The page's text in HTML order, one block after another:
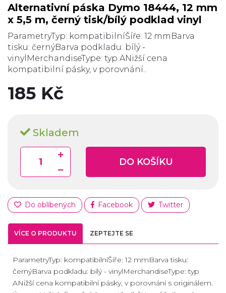
Alternativní páska Dymo 18444, 12 mm
x 5,5 m, černý tisk/bílý podklad vinyl
ParametryTyp: kompatibilníŠíře: 12 mmBarva
tisku: černýBarva podkladu: bílý -
vinylMerchandiseType: typ ANižší cena
kompatibilní pásky, v porovnání..
185 Kč
Skladem
DO KOŠÍKU
Do oblíbených Facebook Twitter
VÍCE O PRODUKTU ZEPTEJTE SE
ParametryTyp: kompatibilníŠíře: 12 mmBarva tisku:
černýBarva podkladu: bílý - vinylMerchandiseType: typ
ANižší cena kompatibilní pásky, v porovnání s originálem.